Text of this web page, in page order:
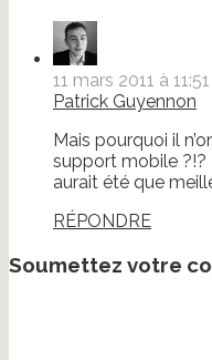
11 mars 2011 à 11:51
Patrick Guyennon
Mais pourquoi il
support mobile ?!?
aurait été que
RÉPONDRE
Soumettez votre